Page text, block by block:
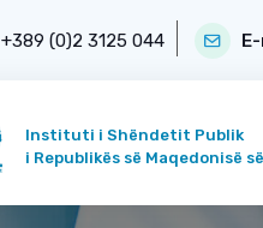
+389 (0)2 3125 044
Instituti i Shëndetit Publik
i Republikës së Maqedonisë